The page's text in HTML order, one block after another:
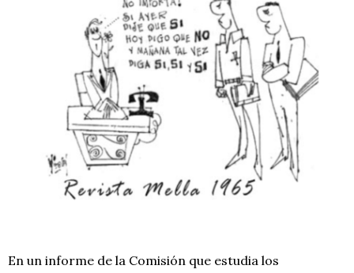
En un informe de la Comisión que estudia los